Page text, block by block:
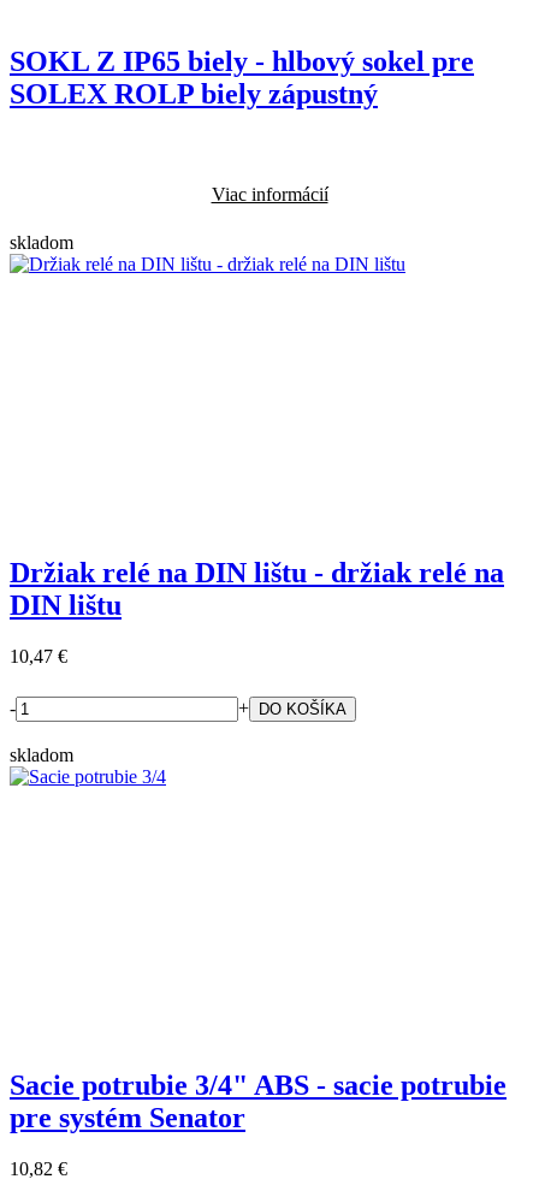
SOKL Z IP65 biely - hlbový sokel pre
SOLEX ROLP biely zápustný
Viac informácií
skladom
Držiak relé na DIN lištu - držiak relé na
DIN lištu
10,47 €
- +
skladom
Sacie potrubie 3/4" ABS - sacie potrubie
pre systém Senator
10,82 €